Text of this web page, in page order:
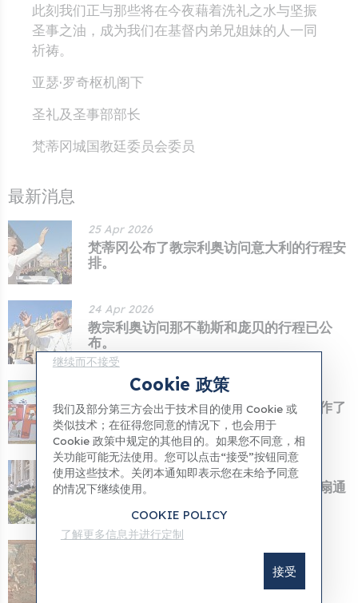
此刻我们正与那些将在今夜藉着洗礼之水与坚振
圣事之油，成为我们在基督内弟兄姐妹的人一同
祈祷。
亚瑟·罗奇枢机阁下
圣礼及圣事部部长
梵蒂冈城国教廷委员会委员
最新消息
25 Apr 2026
梵蒂冈公布了教宗利奥访问意大利的行程安
排。
24 Apr 2026
教宗利奥访问那不勒斯和庞贝的行程已公
布。
13 Apr 2026
梵蒂冈儿童医院的患者们为教皇利奥创作了
一幅画。
05 Apr 2026
教宗利奥一世：复活节为我们开启了一扇通
继续而不接受
Cookie 政策
我们及部分第三方会出于技术目的使用 Cookie 或
类似技术；在征得您同意的情况下，也会用于
Cookie 政策中规定的其他目的。如果您不同意，相
关功能可能无法使用。您可以点击“接受”按钮同意
使用这些技术。关闭本通知即表示您在未给予同意
的情况下继续使用。
COOKIE POLICY
了解更多信息并进行定制
接受